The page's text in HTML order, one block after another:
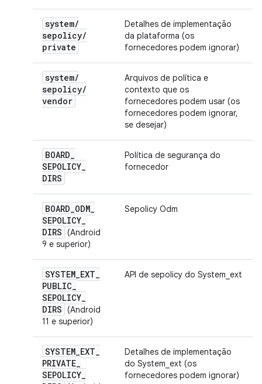
system/
sepolicy/
private
Detalhes de implementação
da plataforma (os
fornecedores podem ignorar)
system/
sepolicy/
vendor
Arquivos de política e
contexto que os
fornecedores podem usar (os
fornecedores podem ignorar,
se desejar)
BOARD_
SEPOLICY_
DIRS
Política de segurança do
fornecedor
BOARD_ODM_
SEPOLICY_
DIRS (Android
9 e superior)
Sepolicy Odm
SYSTEM_EXT_
PUBLIC_
SEPOLICY_
DIRS (Android
11 e superior)
API de sepolicy do System_ext
SYSTEM_EXT_
PRIVATE_
SEPOLICY_
Detalhes de implementação
do System_ext (os
fornecedores podem ignorar)